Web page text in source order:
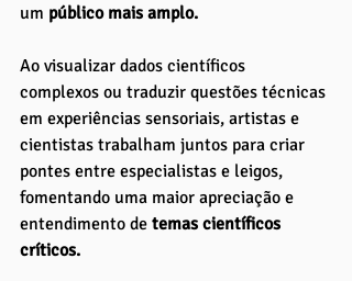
um público mais amplo.
Ao visualizar dados científicos
complexos ou traduzir questões técnicas
em experiências sensoriais, artistas e
cientistas trabalham juntos para criar
pontes entre especialistas e leigos,
fomentando uma maior apreciação e
entendimento de temas científicos
críticos.